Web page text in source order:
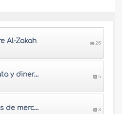
Al-Zakah 26
Zakah del oro, plata y dinero efectivo 5
Zakah de artículos de mercancía y acciones 3